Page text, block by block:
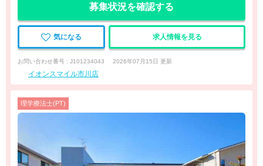
募集状況を確認する
気になる 求人情報を見る
お問い合わせ番号 : J101234043 2026年07月15日 更新
イオンスマイル市川店
理学療法士(PT)